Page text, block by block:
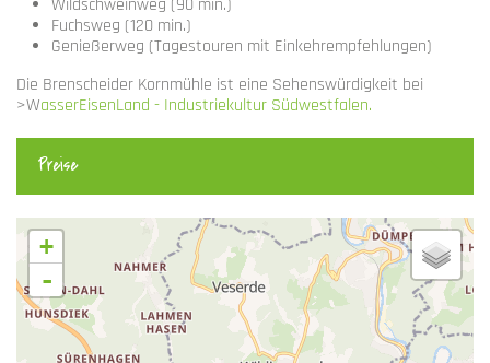
Wildschweinweg (90 min.)
Fuchsweg (120 min.)
Genießerweg (Tagestouren mit Einkehrempfehlungen)
Die Brenscheider Kornmühle ist eine Sehenswürdigkeit bei
>WasserEisenLand - Industriekultur Südwestfalen.
Preise
+
-